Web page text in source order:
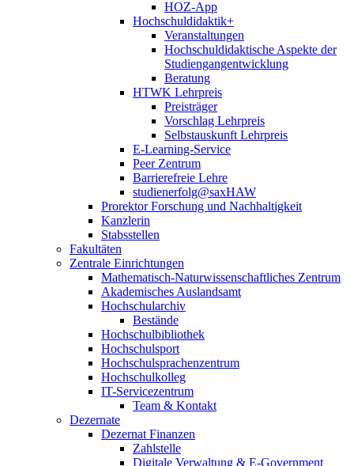
HOZ-App
Hochschuldidaktik+
Veranstaltungen
Hochschuldidaktische Aspekte der
Studiengangentwicklung
Beratung
HTWK Lehrpreis
Preisträger
Vorschlag Lehrpreis
Selbstauskunft Lehrpreis
E-Learning-Service
Peer Zentrum
Barrierefreie Lehre
studienerfolg@saxHAW
Prorektor Forschung und Nachhaltigkeit
Kanzlerin
Stabsstellen
Fakultäten
Zentrale Einrichtungen
Mathematisch-Naturwissenschaftliches Zentrum
Akademisches Auslandsamt
Hochschularchiv
Bestände
Hochschulbibliothek
Hochschulsport
Hochschulsprachenzentrum
Hochschulkolleg
IT-Servicezentrum
Team & Kontakt
Dezernate
Dezernat Finanzen
Zahlstelle
Digitale Verwaltung & E-Government